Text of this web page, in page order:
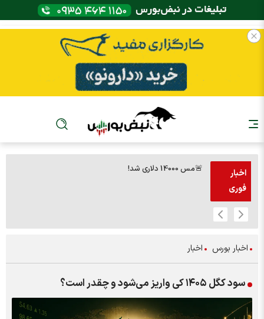
اخبار
فوری
🚨مس 14000 دلاری شد!
اخبار بورس اخبار
سود کگل ۱۴۰۵ کی واریز می‌شود و چقدر است؟